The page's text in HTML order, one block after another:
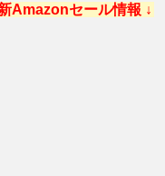
Amazonセール情報 ↓